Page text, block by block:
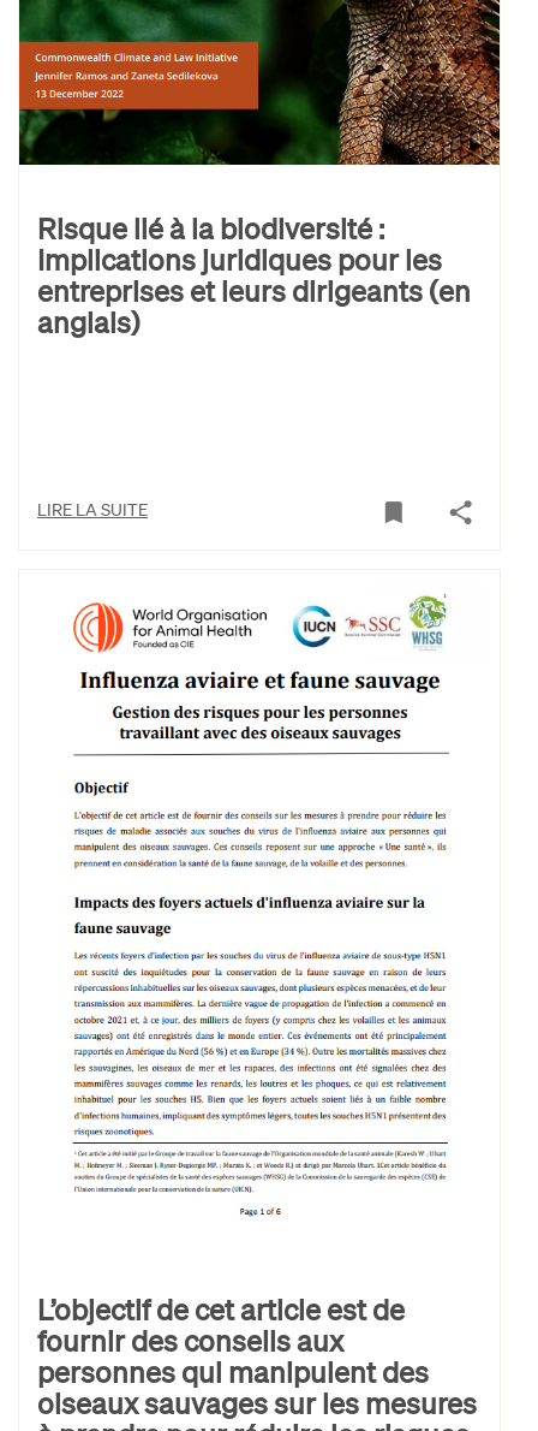
Risque lié à la biodiversité :
Implications juridiques pour les
entreprises et leurs dirigeants (en
anglais)
LIRE LA SUITE
L’objectif de cet article est de
fournir des conseils aux
personnes qui manipulent des
oiseaux sauvages sur les mesures